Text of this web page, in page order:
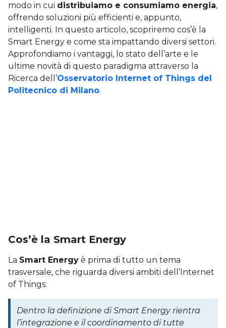
modo in cui distribuiamo e consumiamo energia,
offrendo soluzioni più efficienti e, appunto,
intelligenti. In questo articolo, scopriremo cos’è la
Smart Energy e come sta impattando diversi settori.
Approfondiamo i vantaggi, lo stato dell’arte e le
ultime novità di questo paradigma attraverso la
Ricerca dell’Osservatorio Internet of Things del
Politecnico di Milano.
Cos’è la Smart Energy
La Smart Energy è prima di tutto un tema
trasversale, che riguarda diversi ambiti dell’Internet
of Things:
Dentro la definizione di Smart Energy rientra
l’integrazione e il coordinamento di tutte